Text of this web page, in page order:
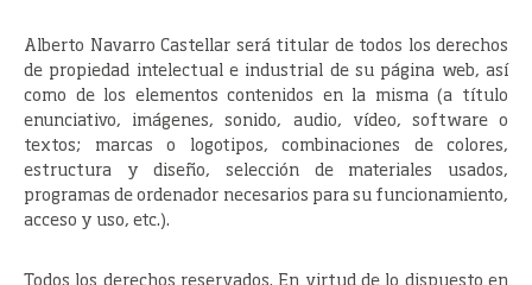
Alberto Navarro Castellar será titular de todos los derechos
de propiedad intelectual e industrial de su página web, así
como de los elementos contenidos en la misma (a título
enunciativo, imágenes, sonido, audio, vídeo, software o
textos; marcas o logotipos, combinaciones de colores,
estructura y diseño, selección de materiales usados,
programas de ordenador necesarios para su funcionamiento,
acceso y uso, etc.).
Todos los derechos reservados. En virtud de lo dispuesto en